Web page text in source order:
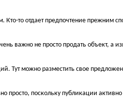
то отдает предпочтение прежним
не просто продать объект, а
можно разместить свое
просто, поскольку публикации